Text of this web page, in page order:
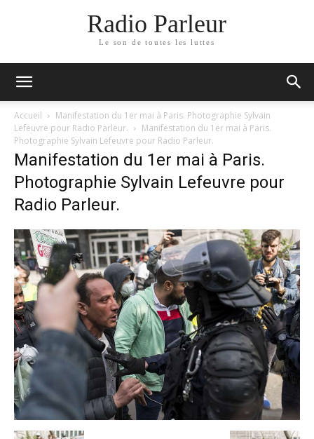
Radio Parleur
Le son de toutes les luttes
Accueil
Manifestation du 1er mai à Paris. Photographie Sylvain
Lefeuvre pour Radio Parleur.
Manifestation du 1er mai à Paris.
Photographie Sylvain Lefeuvre pour Radio Parleur.
Manifestation du 1er mai à Paris.
Photographie Sylvain Lefeuvre pour
Radio Parleur.